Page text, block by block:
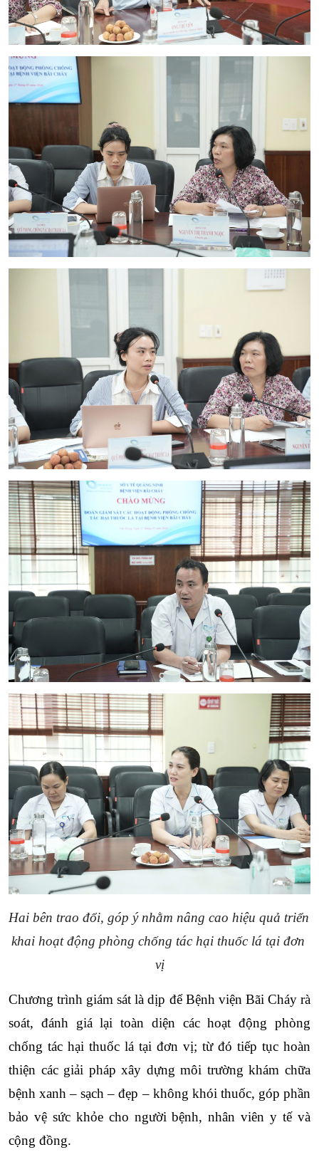
Hai bên trao đổi, góp ý nhằm nâng cao hiệu quả triển
khai hoạt động phòng chống tác hại thuốc lá tại đơn
vị
Chương trình giám sát là dịp để Bệnh viện Bãi Cháy rà
soát, đánh giá lại toàn diện các hoạt động phòng
chống tác hại thuốc lá tại đơn vị; từ đó tiếp tục hoàn
thiện các giải pháp xây dựng môi trường khám chữa
bệnh xanh – sạch – đẹp – không khói thuốc, góp phần
bảo vệ sức khỏe cho người bệnh, nhân viên y tế và
cộng đồng.